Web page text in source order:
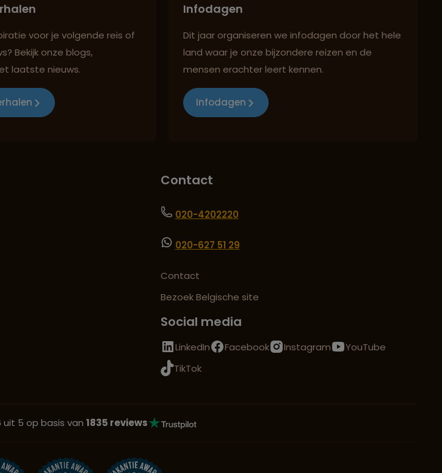
voor je volgende reis of
Bekijk onze blogs,
laatste nieuws.
Infodagen
Dit jaar organiseren we infodagen door het hele
land waar je onze bijzondere reizen en de
mensen erachter leert kennen.
Infodagen
Contact
020-4202220
020-627 51 29
Contact
Bezoek Belgische site
Social media
LinkedIn Facebook Instagram
YouTube
TikTok
uit 5 op basis van 1835 reviews